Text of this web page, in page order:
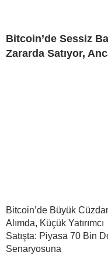
Bitcoin’de Sessiz
Zararda Satıyor,
Bitcoin’de Büyük
Alımda, Küçük Yatırımcı
Satışta: Piyasa 70 Bin
Senaryosuna